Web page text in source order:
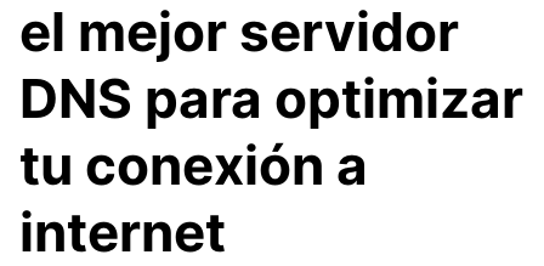
el mejor servidor
DNS para optimizar
tu conexión a
internet